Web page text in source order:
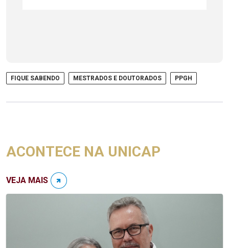
FIQUE SABENDO MESTRADOS E DOUTORADOS PPGH
ACONTECE NA UNICAP
VEJA MAIS